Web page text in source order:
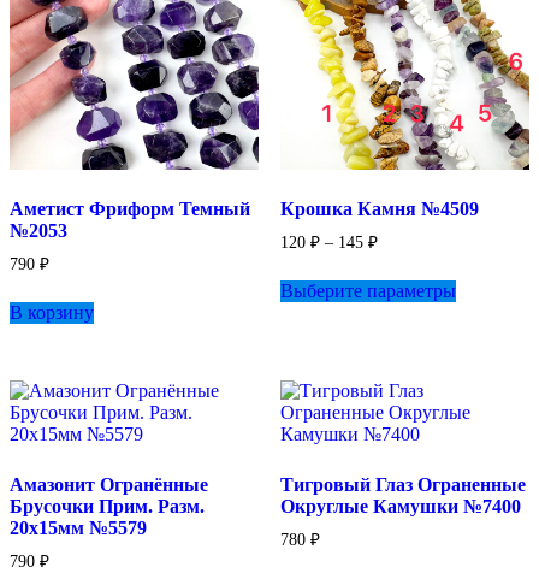
Аметист Фриформ Темный
№2053
790 ₽
В корзину
Крошка Камня №4509
120 ₽ – 145 ₽Диапазон
120 ₽
–
Выберите параметрытовар
выбрать
товара.
Амазонит Огранённые
Брусочки Прим. Разм.
20х15мм №5579
790 ₽
Тигровый Глаз Ограненные
Округлые Камушки №7400
780 ₽